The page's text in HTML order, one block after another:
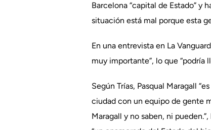
Barcelona “capital de Estado” y
situación está mal porque esta
En una entrevista en La
muy importante”, lo que “podría
Según Trías, Pasqual Maragall
ciudad con un equipo de gente
Maragall y no saben, ni